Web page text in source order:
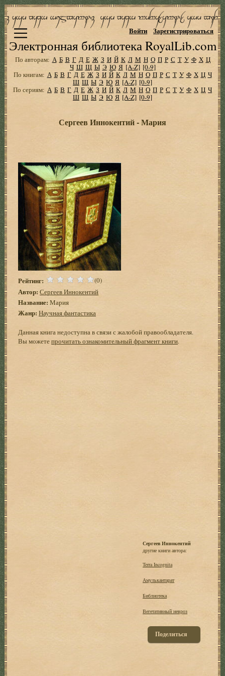
Электронная библиотека RoyalLib.com
Войти Зарегистрироваться
По авторам: А Б В Г Д Е Ж З И Й К Л М Н О П Р С Т У Ф Х Ц
Ч Ш Щ Ы Э Ю Я [A-Z] [0-9]
По книгам: А Б В Г Д Е Ж З И Й К Л М Н О П Р С Т У Ф Х Ц Ч
Ш Щ Ы Э Ю Я [A-Z] [0-9]
По сериям: А Б В Г Д Е Ж З И Й К Л М Н О П Р С Т У Ф Х Ц Ч
Ш Щ Ы Э Ю Я [A-Z] [0-9]
Сергеев Иннокентий - Мария
Рейтинг: (0)
Автор: Сергеев Иннокентий
Название: Мария
Жанр: Научная фантастика
Данная книга недоступна в связи с жалобой правообладателя.
Вы можетепрочитать ознакомительный фрагмент книги.
Сергеев Иннокентий
другие книги автора:
Terra Incognita
Амулькантарат
Библиотека
Вегетативный невроз
Поделиться